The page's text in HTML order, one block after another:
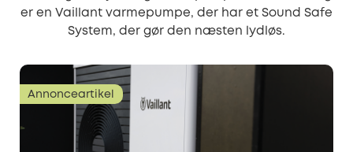
er en Vaillant varmepumpe, der har et Sound Safe
System, der gør den næsten lydløs.